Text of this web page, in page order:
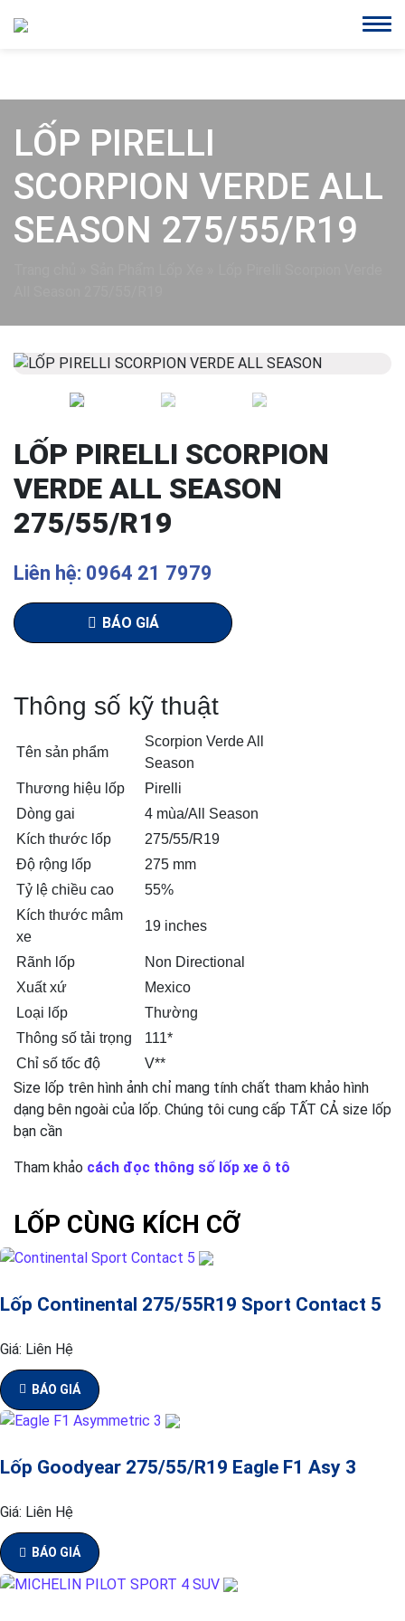
LỐP PIRELLI
SCORPION VERDE ALL
SEASON 275/55/R19
Previous
LỐP PIRELLI SCORPION
VERDE ALL SEASON
275/55/R19
Liên hệ: 0964 21 7979
BÁO GIÁ
Thông số kỹ thuật
Tên sản phẩm
Scorpion Verde All
Season
Thương hiệu lốp
Pirelli
Dòng gai
4 mùa/All Season
Kích thước lốp
275/55/R19
Độ rộng lốp
275 mm
Tỷ lệ chiều cao
55%
Kích thước mâm
xe
19 inches
Rãnh lốp
Non Directional
Xuất xứ
Mexico
Loại lốp
Thường
Thông số tải trọng
111*
Chỉ số tốc độ
V**
Size lốp trên hình ảnh chỉ mang tính chất tham khảo hình
dạng bên ngoài của lốp. Chúng tôi cung cấp TẤT CẢ size lốp
bạn cần
Tham khảo cách đọc thông số lốp xe ô tô
LỐP CÙNG KÍCH CỠ
Lốp Continental 275/55R19 Sport Contact 5
Giá: Liên Hệ
BÁO GIÁ
Lốp Goodyear 275/55/R19 Eagle F1 Asy 3
Giá: Liên Hệ
BÁO GIÁ